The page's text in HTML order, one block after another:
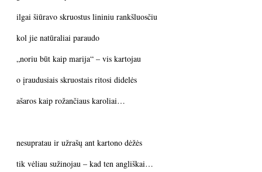
ilgai šiūravo skruostus lininiu rankšluosčiu
kol jie natūraliai paraudo
„noriu būt kaip marija“ – vis kartojau
o įraudusiais skruostais ritosi didelės
ašaros kaip rožančiaus karoliai…
nesupratau ir užrašų ant kartono dėžės
tik vėliau sužinojau – kad ten angliškai…